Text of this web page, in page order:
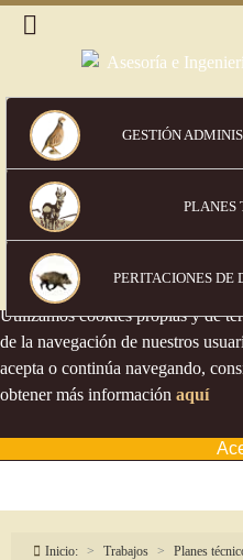
GESTIÓN
PLANES
PERITACIONES DE
Política de cookies
Utilizamos cookies propias y de
de la navegación de nuestros
acepta o continúa navegando,
obtener más información aquí
Inicio: Trabajos
Planes